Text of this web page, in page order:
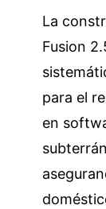
La
Fusion
para el
en